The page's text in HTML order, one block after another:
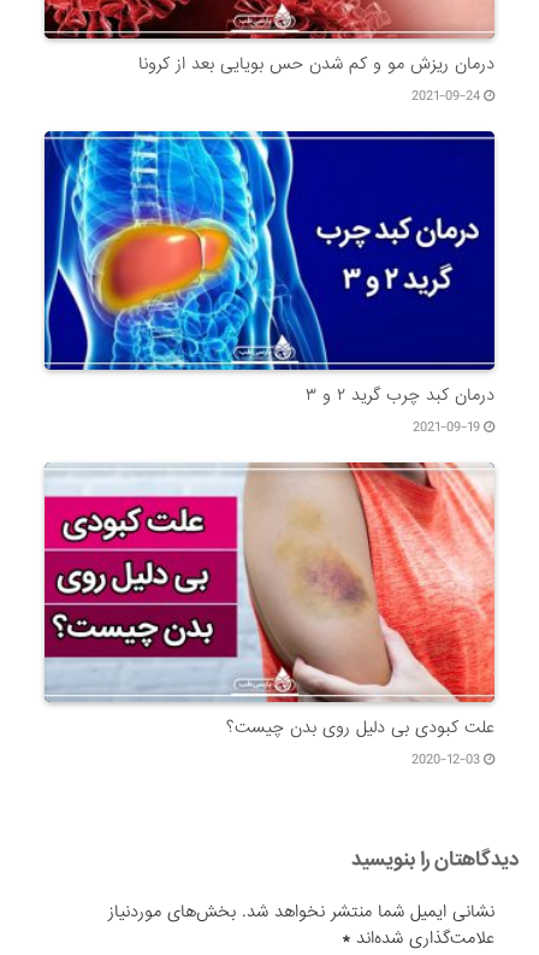
درمان ریزش مو و کم شدن حس بویایی بعد از کرونا
2021-09-24
درمان کبد چرب گرید ۲ و ۳
2021-09-19
علت کبودی بی دلیل روی بدن چیست؟
2020-12-03
دیدگاهتان را بنویسید
نشانی ایمیل شما منتشر نخواهد شد. بخش‌های موردنیاز
علامت‌گذاری شده‌اند*